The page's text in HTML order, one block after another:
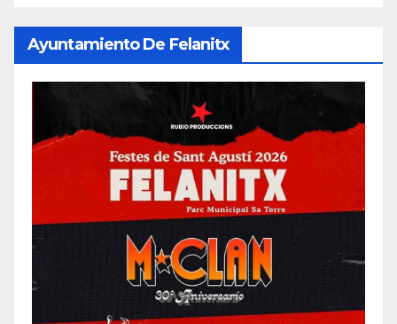
Ayuntamiento De Felanitx